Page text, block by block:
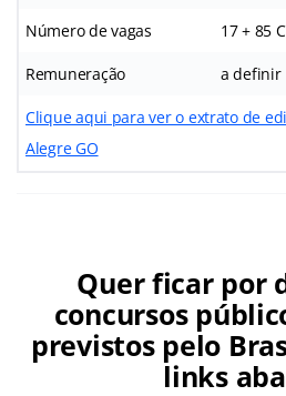
Número de vagas 17 + 85
Remuneração a definir
Clique aqui para ver o extrato de
Alegre GO
Quer ficar por
concursos
previstos pelo
links